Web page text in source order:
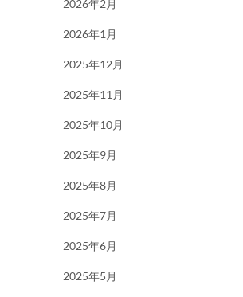
2026年2月
2026年1月
2025年12月
2025年11月
2025年10月
2025年9月
2025年8月
2025年7月
2025年6月
2025年5月